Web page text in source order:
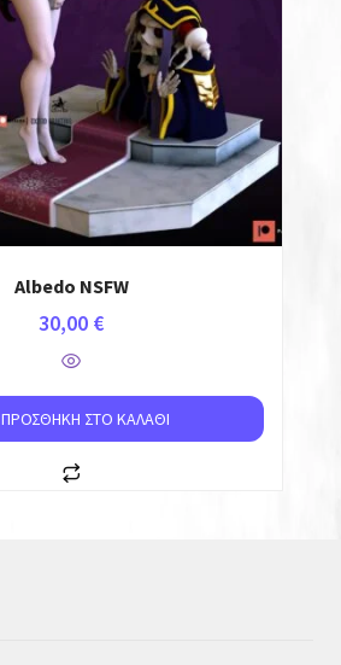
Albedo NSFW
30,00 €
ΠΡΟΣΘΉΚΗ ΣΤΟ ΚΑΛΆΘΙ